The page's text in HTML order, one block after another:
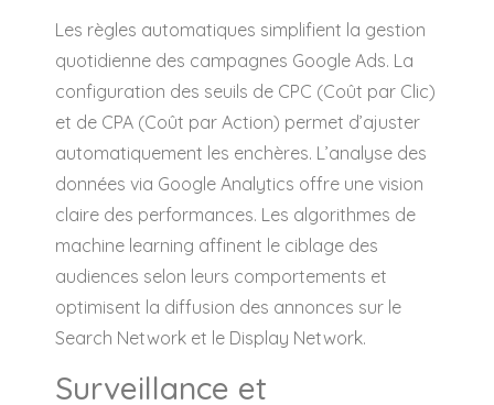
Les règles automatiques simplifient la gestion
quotidienne des campagnes Google Ads. La
configuration des seuils de CPC (Coût par Clic)
et de CPA (Coût par Action) permet d’ajuster
automatiquement les enchères. L’analyse des
données via Google Analytics offre une vision
claire des performances. Les algorithmes de
machine learning affinent le ciblage des
audiences selon leurs comportements et
optimisent la diffusion des annonces sur le
Search Network et le Display Network.
Surveillance et